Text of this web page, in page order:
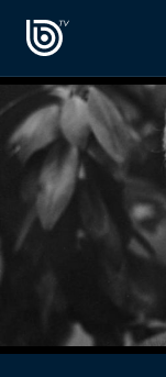
PROGRAMAS
Radiograma
Expreso Bío Bío
La Entrevista de
OPINIÓN
PODCAST